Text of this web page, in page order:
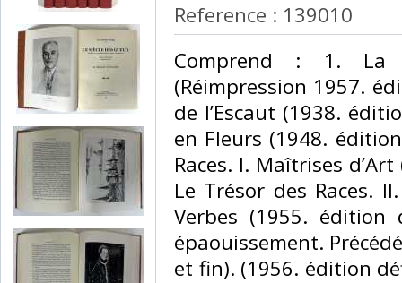
Reference : 139010
‎Comprend : 1. La
(Réimpression 1957.
de l’Escaut (1938.
en Fleurs (1948.
Races. I. Maîtrises
Le Trésor des Races.
Verbes (1955. édition
épaouissement.
et fin). (1956. édition